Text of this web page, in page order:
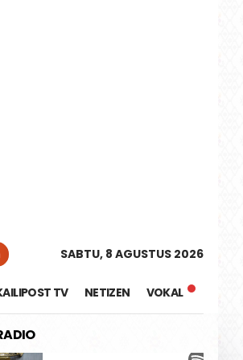
SABTU, 8 AGUSTUS 2026
TV NETIZEN VOKAL